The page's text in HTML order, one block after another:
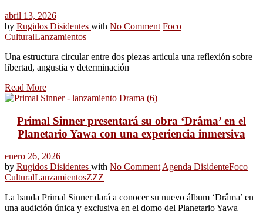
abril 13, 2026
by Rugidos Disidentes with No Comment Foco
CulturalLanzamientos
Una estructura circular entre dos piezas articula una reflexión sobre
libertad, angustia y determinación
Read More
Primal Sinner presentará su obra ‘Drâma’ en el
Planetario Yawa con una experiencia inmersiva
enero 26, 2026
by Rugidos Disidentes with No Comment Agenda DisidenteFoco
CulturalLanzamientosZZZ
La banda Primal Sinner dará a conocer su nuevo álbum ‘Drâma’ en
una audición única y exclusiva en el domo del Planetario Yawa